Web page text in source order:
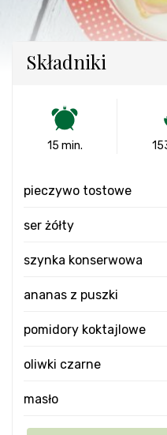
Składniki
15 min.
pieczywo tostowe
ser żółty
szynka konserwowa
ananas z puszki
pomidory koktajlowe
oliwki czarne
masło